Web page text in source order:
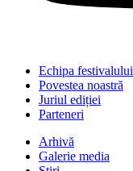
Echipa festivalului
Povestea noastră
Juriul ediției
Parteneri
Arhivă
Galerie media